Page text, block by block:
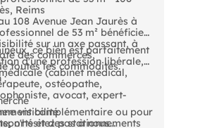
Reims
108 Avenue Jean Jaurès à
de 53 m² bénéficie
sur un axe passant, à
des commerces,
toutes les commodités.
ce bien est parfaitement
d'une profession libérale,
(cabinet médical,
ostéopathe,
avocat, expert-
:
visibilité
et des stationnements
complémentaire ou pour
n'hésitez pas à nous